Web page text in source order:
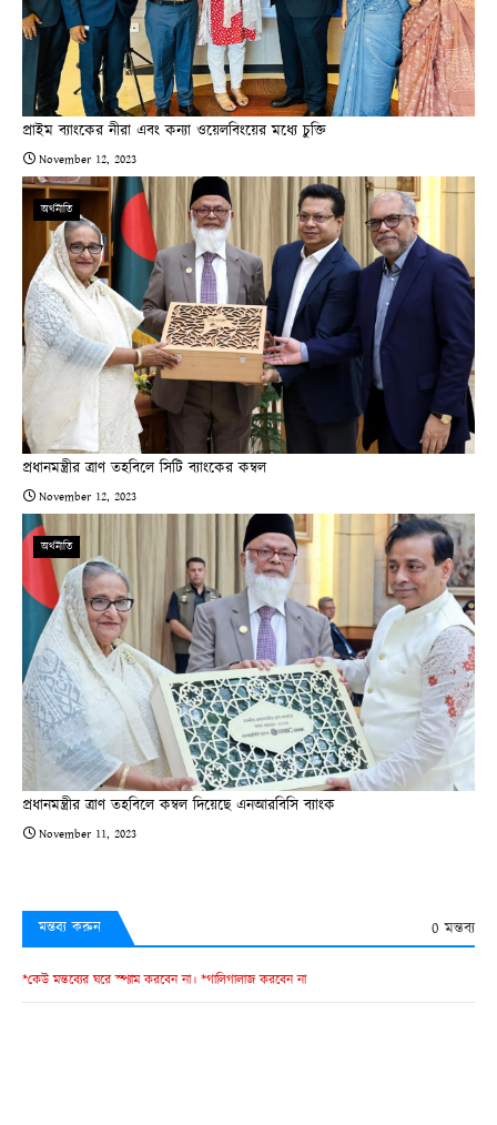
প্রাইম ব্যাংকের নীরা এবং কন্যা ওয়েলবিংয়ের মধ্যে চুক্তি
November 12, 2023
অর্থনীতি
প্রধানমন্ত্রীর ত্রাণ তহবিলে সিটি ব্যাংকের কম্বল
November 12, 2023
অর্থনীতি
প্রধানমন্ত্রীর ত্রাণ তহবিলে কম্বল দিয়েছে এনআরবিসি ব্যাংক
November 11, 2023
মন্তব্য করুন 0 মন্তব্য
*কেউ মন্তব্যের ঘরে স্প্যাম করবেন না। *গালিগালাজ করবেন না